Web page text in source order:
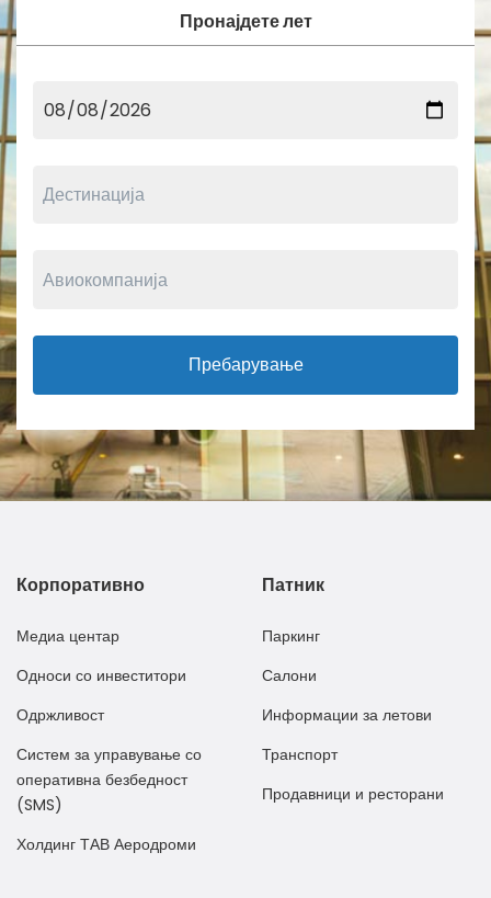
Пронајдете лет
Пребарување
Корпоративно
Медиа центар
Односи со инвеститори
Одржливост
Систем за управување со
оперативна безбедност
(SMS)
Холдинг ТАВ Аеродроми
Патник
Паркинг
Салони
Информации за летови
Транспорт
Продавници и ресторани